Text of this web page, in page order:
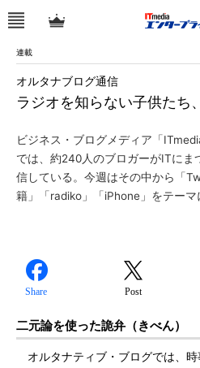
連載
ラジオを知らない子供たち
オルタナブログ通信
ビジネス・ブログメディア「
では、約240人のブロガーがITにま
信している。今週はその中から「
籍」「radiko」「iPhone」をテーマ
Share Post
二元論を使った詭弁（きべん）
オルタナティブ・ブログでは、時